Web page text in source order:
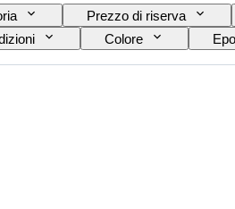
Prezzo di riserva
Colore